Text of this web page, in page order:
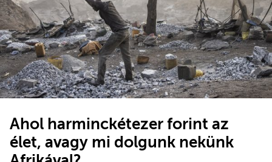
Ahol harminckétezer forint az
élet, avagy mi dolgunk nekünk